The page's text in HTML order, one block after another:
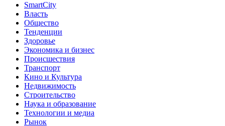
SmartCity
Власть
Общество
Тенденции
Здоровье
Экономика и бизнес
Происшествия
Транспорт
Кино и Культура
Недвижимость
Строительство
Наука и образование
Технологии и медиа
Рынок